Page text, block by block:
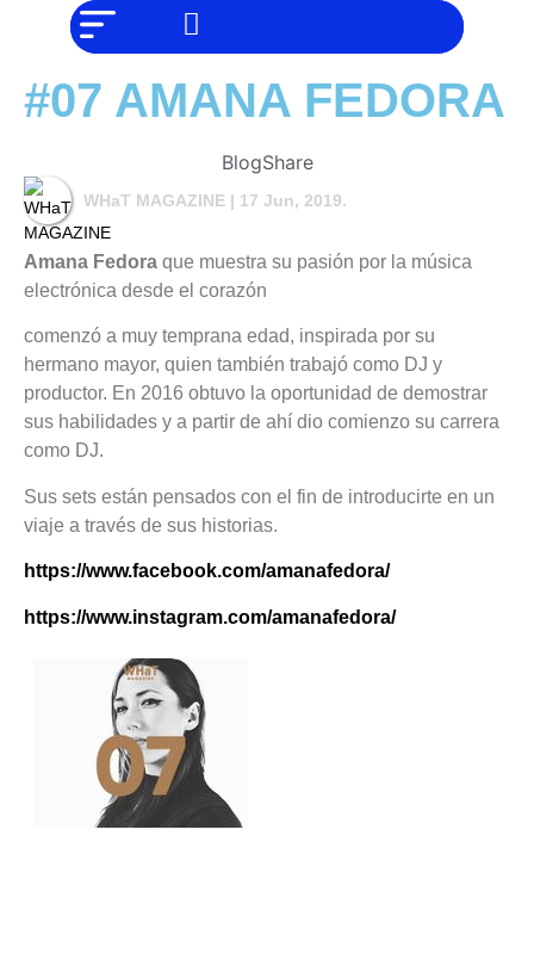
Entrevistas
Foodie
Cultura
Mix
series
Barras
Del
Mes
Música
PERO IGUAL
PODEMOS
AYUDAR
#07 AMANA FEDORA
BlogShare
WHaT MAGAZINE | 17 Jun, 2019.
Amana Fedora que muestra su pasión por la música
electrónica desde el corazón
comenzó a muy temprana edad, inspirada por su
hermano mayor, quien también trabajó como DJ y
productor. En 2016 obtuvo la oportunidad de demostrar
sus habilidades y a partir de ahí dio comienzo su carrera
como DJ.
Sus sets están pensados con el fin de introducirte en un
viaje a través de sus historias.
https://www.facebook.com/amanafedora/
https://www.instagram.com/amanafedora/